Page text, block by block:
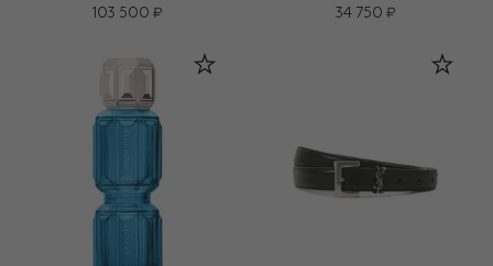
103 500 ₽
34 750 ₽